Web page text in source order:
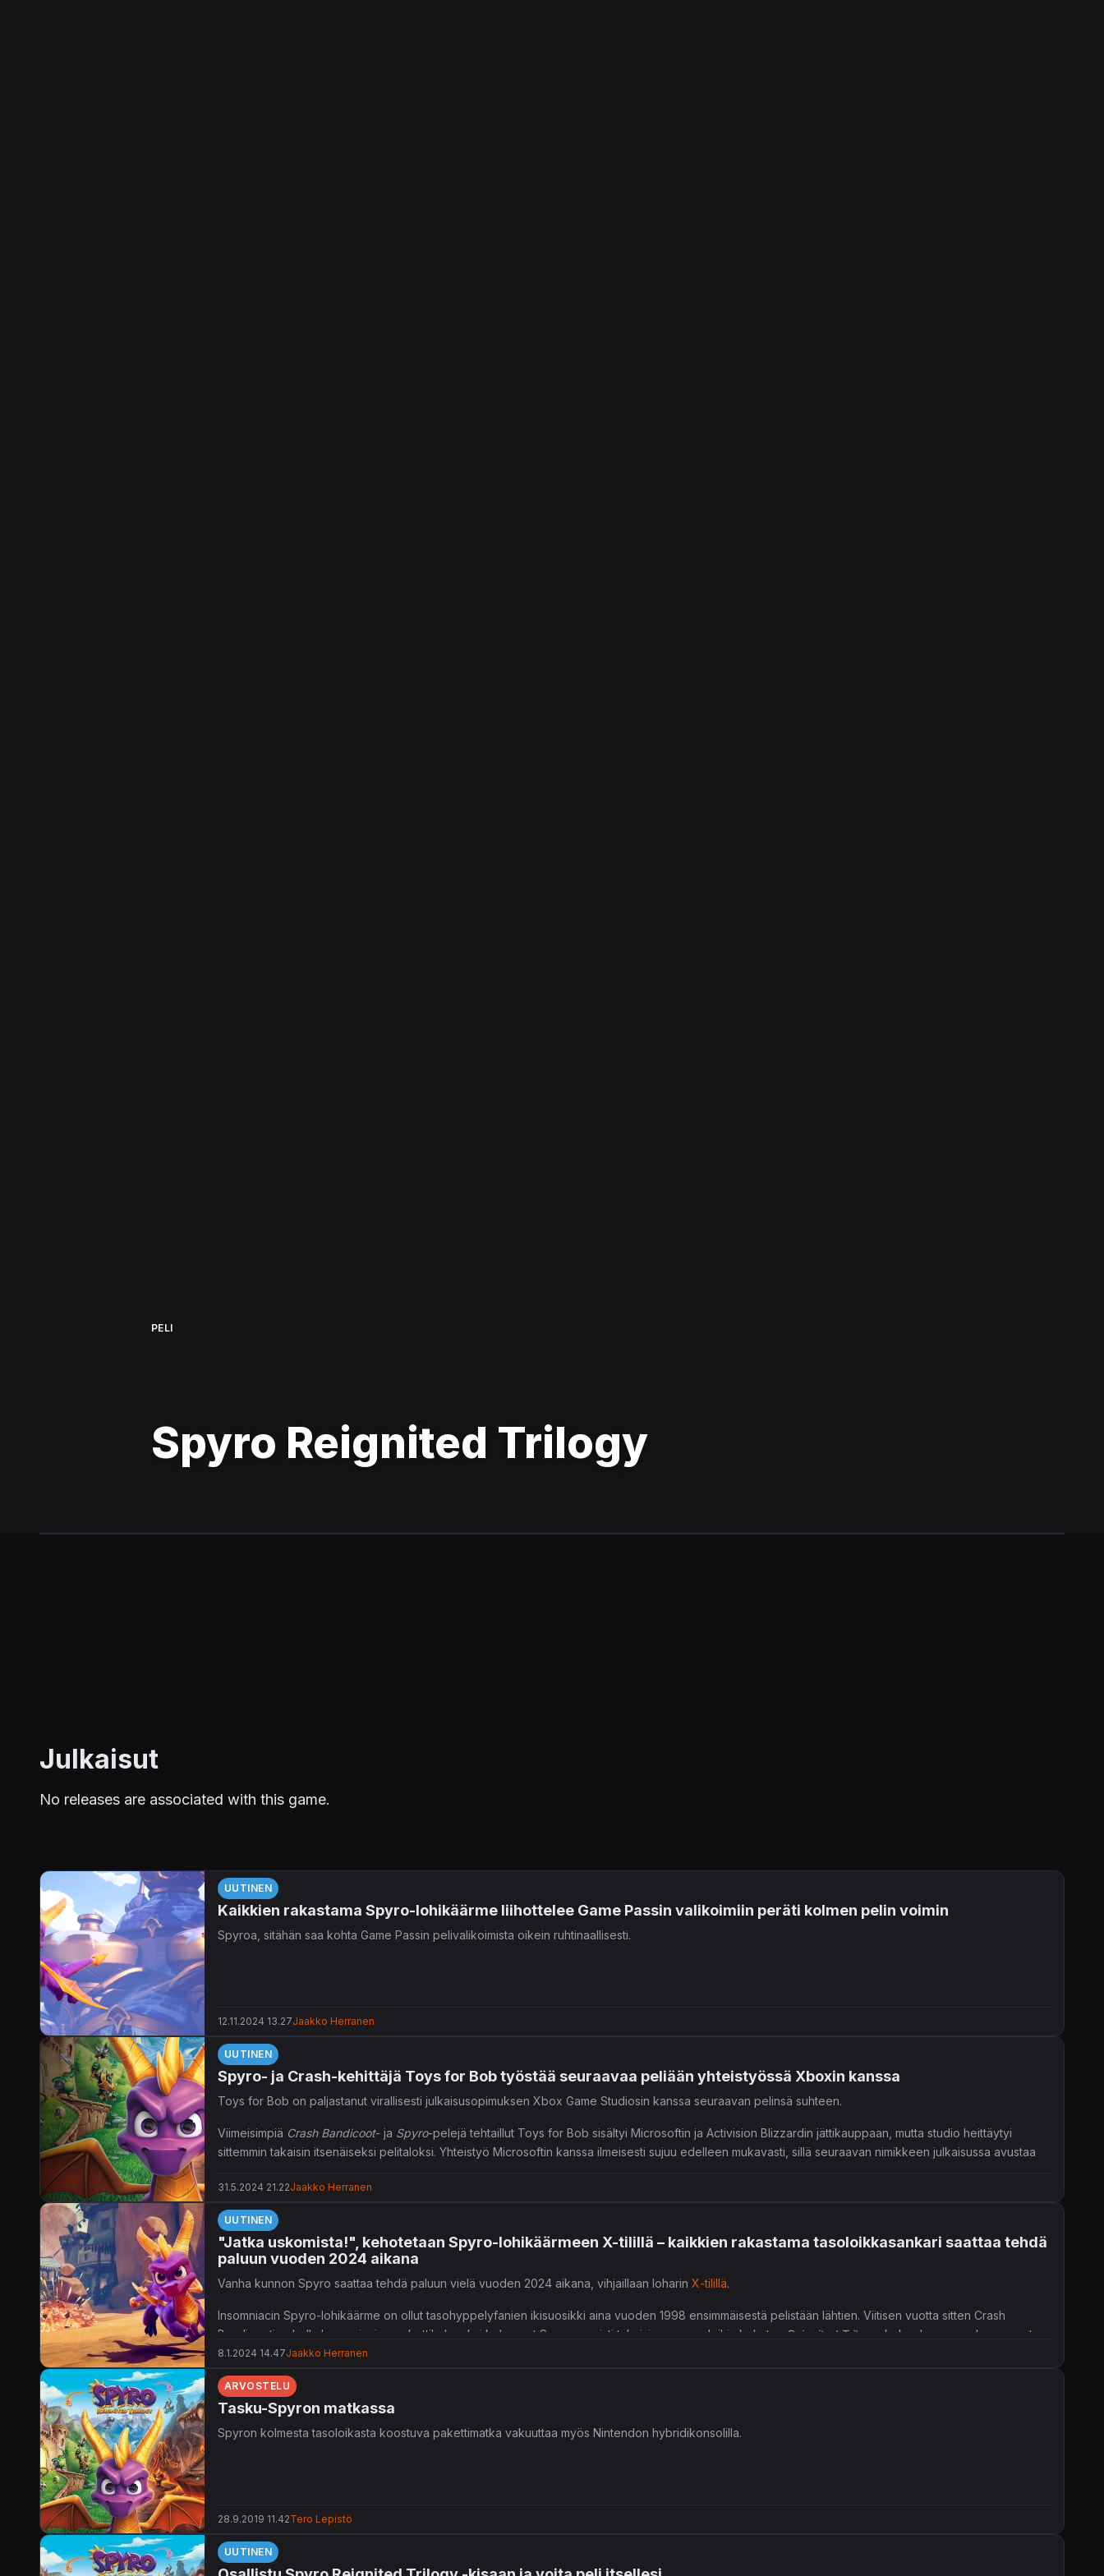
PELI
Spyro Reignited Trilogy
Julkaisut
No releases are associated with this game.
UUTINEN
Kaikkien rakastama Spyro-lohikäärme liihottelee Game Passin valikoimiin peräti kolmen pelin voimin
Spyroa, sitähän saa kohta Game Passin pelivalikoimista oikein ruhtinaallisesti.
12.11.2024 13.27Jaakko Herranen
UUTINEN
Spyro- ja Crash-kehittäjä Toys for Bob työstää seuraavaa peliään yhteistyössä Xboxin kanssa
Toys for Bob on paljastanut virallisesti julkaisusopimuksen Xbox Game Studiosin kanssa seuraavan pelinsä suhteen.
Viimeisimpiä Crash Bandicoot- ja Spyro-pelejä tehtaillut Toys for Bob sisältyi Microsoftin ja Activision Blizzardin jättikauppaan, mutta studio heittäytyi
sittemmin takaisin itsenäiseksi pelitaloksi. Yhteistyö Microsoftin kanssa ilmeisesti sujuu edelleen mukavasti, sillä seuraavan nimikkeen julkaisussa avustaa
31.5.2024 21.22Jaakko Herranen
UUTINEN
"Jatka uskomista!", kehotetaan Spyro-lohikäärmeen X-tilillä – kaikkien rakastama tasoloikkasankari saattaa tehdä
paluun vuoden 2024 aikana
Vanha kunnon Spyro saattaa tehdä paluun vielä vuoden 2024 aikana, vihjaillaan loharin X-tilillä.
Insomniacin Spyro-lohikäärme on ollut tasohyppelyfanien ikisuosikki aina vuoden 1998 ensimmäisestä pelistään lähtien. Viitisen vuotta sitten Crash
Bandicootin ohella Insomniacin maskottihahmoksi kohonnut Spyro rynnisti takaisin parrasvaloihin kehutun
Reignited Trilogy
-kokoelman muodossa – nyt
lisää saattaa olla tulossa.
8.1.2024 14.47Jaakko Herranen
ARVOSTELU
Tasku-Spyron matkassa
Spyron kolmesta tasoloikasta koostuva pakettimatka vakuuttaa myös Nintendon hybridikonsolilla.
28.9.2019 11.42Tero Lepistö
UUTINEN